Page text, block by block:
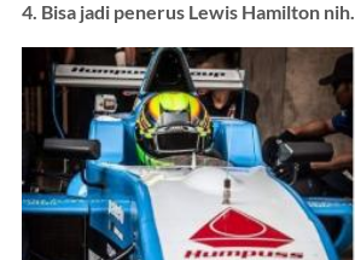
4. Bisa jadi penerus Lewis Hamilton nih.